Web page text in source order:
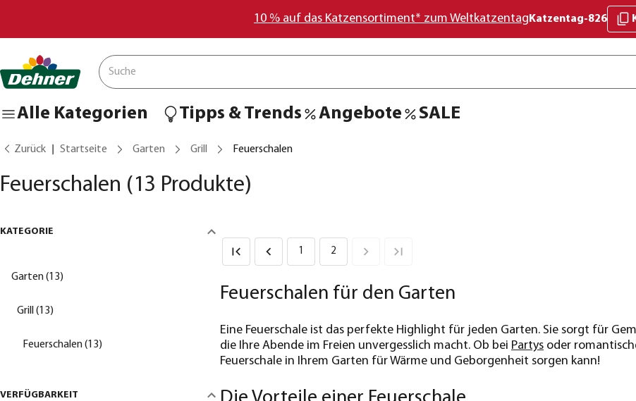
10 % auf das Katzensortiment* zum Weltkatzentag Katzentag-826
Alle Kategorien Tipps & Trends Angebote SALE
Zurück Startseite Garten Grill Feuerschalen
Feuerschalen (13 Produkte)
KATEGORIE
Garten (13)
Grill (13)
Feuerschalen (13)
VERFÜGBARKEIT
1 2
Feuerschalen für den Garten
Eine Feuerschale ist das perfekte Highlight für jeden Garten. Sie sorgt für
die Ihre Abende im Freien unvergesslich macht. Ob bei Partys oder
Feuerschale in Ihrem Garten für Wärme und Geborgenheit sorgen kann!